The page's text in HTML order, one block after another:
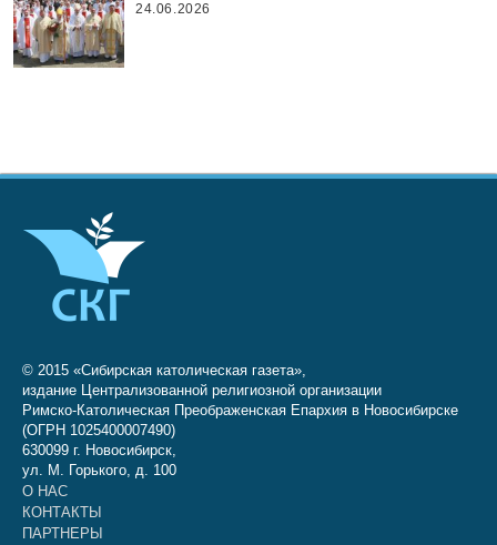
24.06.2026
© 2015 «Сибирская католическая газета»,
издание Централизованной религиозной организации
Римско-Католическая Преображенская Епархия в Новосибирске
(ОГРН 1025400007490)
630099 г. Новосибирск,
ул. М. Горького, д. 100
О НАС
КОНТАКТЫ
ПАРТНЕРЫ